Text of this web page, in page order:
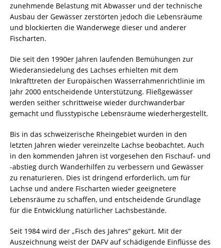
zunehmende Belastung mit Abwasser und der technische
Ausbau der Gewässer zerstörten jedoch die Lebensräume
und blockierten die Wanderwege dieser und anderer
Fischarten.
Die seit den 1990er Jahren laufenden Bemühungen zur
Wiederansiedelung des Lachses erhielten mit dem
Inkrafttreten der Europäischen Wasserrahmenrichtlinie im
Jahr 2000 entscheidende Unterstützung. Fließgewässer
werden seither schrittweise wieder durchwanderbar
gemacht und flusstypische Lebensräume wiederhergestellt.
Bis in das schweizerische Rheingebiet wurden in den
letzten Jahren wieder vereinzelte Lachse beobachtet. Auch
in den kommenden Jahren ist vorgesehen den Fischauf- und
-abstieg durch Wanderhilfen zu verbessern und Gewässer
zu renaturieren. Dies ist dringend erforderlich, um für
Lachse und andere Fischarten wieder geeignetere
Lebensräume zu schaffen, und entscheidende Grundlage
für die Entwicklung natürlicher Lachsbestände.
Seit 1984 wird der „Fisch des Jahres“ gekürt. Mit der
Auszeichnung weist der DAFV auf schädigende Einflüsse des